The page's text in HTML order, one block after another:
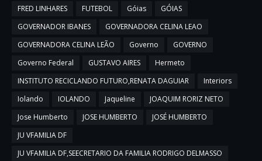
FRED LINHARES
FUTEBOL Góias
GÓIAS
GOVERNADOR IBANES
GOVERNADORA CELINA LEAO
GOVERNADORA CELINA LEÃO
Governo
GOVERNO
Governo Federal
GUSTAVO AIRES
Hermeto
INSTITUTO RECICLANDO FUTURO,RENATA DAGUIAR
Interiors
Iolando
IOLANDO Jaqueline
JOAQUIM RORIZ NETO
Jose Humberto
JOSE HUMBERTO
JOSÉ HUMBERTO
JU VFAMILIA DF
JU VFAMILIA DF,SEECRETARIO DA FAMILIA RODRIGO DELMASSO